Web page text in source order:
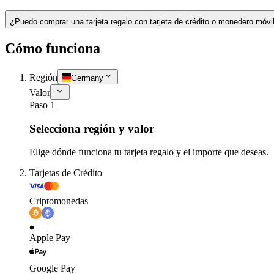
¿Puedo comprar una tarjeta regalo con tarjeta de crédito o monedero
Cómo funciona
Región Germany
Valor
Paso 1
Selecciona región y valor
Elige dónde funciona tu tarjeta regalo y el importe que deseas.
Tarjetas de Crédito
Criptomonedas
Apple Pay
Google Pay